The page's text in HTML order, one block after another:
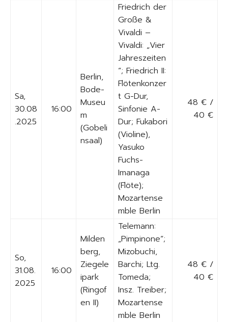
Sa,
30.08
.2025
16:00
Berlin,
Bode-
Museu
m
(Gobeli
nsaal)
Friedrich der
Große &
Vivaldi –
Vivaldi: „Vier
Jahreszeiten
“; Friedrich II:
Flötenkonzer
t G-Dur,
Sinfonie A-
Dur; Fukabori
(Violine),
Yasuko
Fuchs-
Imanaga
(Flöte);
Mozartense
mble Berlin
48 € /
40 €
So,
31.08.
2025
16:00
Milden
berg,
Ziegele
ipark
(Ringof
en II)
Telemann:
„Pimpinone“;
Mizobuchi,
Barchi; Ltg.
Tomeda;
Insz. Treiber;
Mozartense
mble Berlin
48 € /
40 €